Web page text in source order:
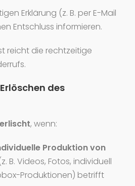
Erklärung (z. B. per E-Mail
Entschluss informieren.
reicht die rechtzeitige
des
erlischt, wenn:
Produktion von
B. Videos, Fotos, individuell
Produktionen) betrifft